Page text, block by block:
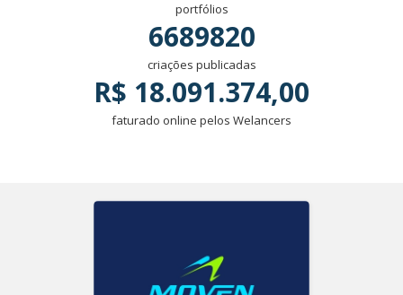
portfólios
6689820
criações publicadas
R$ 18.091.374,00
faturado online pelos Welancers